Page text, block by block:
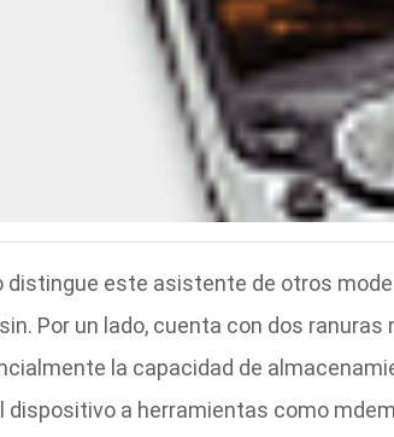
distingue este asistente de otros
Por un lado, cuenta con dos
la capacidad de
dispositivo a herramientas como